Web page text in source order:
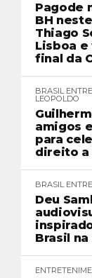
Pagode
BH
Thiago
Lisboa e
final da
BRASIL
LEOPOLDO
amigos
para
direito a
BRASIL
Deu
Brasil na